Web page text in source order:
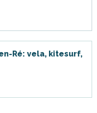
Ré: vela, kitesurf,